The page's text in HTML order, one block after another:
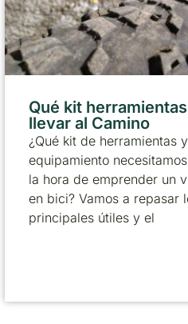
Qué kit herramientas
llevar al Camino
¿Qué kit de herramientas y
equipamiento
la hora de emprender un
en bici? Vamos a repasar
principales útiles y el